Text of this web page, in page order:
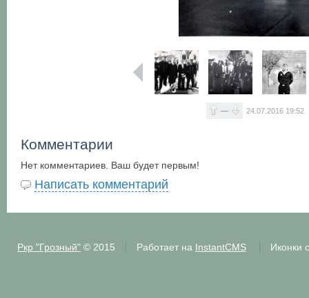
— 24.07.2016 19:52
Комментарии
Нет комментариев. Ваш будет первым!
Написать комментарий
Ркр "Грозный"© 2015 Работает на InstantCMS Иконки